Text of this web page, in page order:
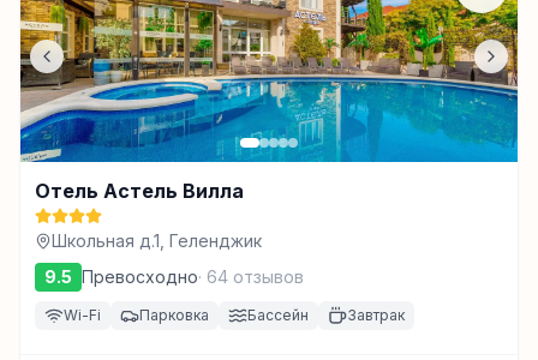
Отель Астель Вилла
Школьная д.1, Геленджик
9.5 Превосходно· 64 отзывов
Wi-Fi Парковка Бассейн Завтрак